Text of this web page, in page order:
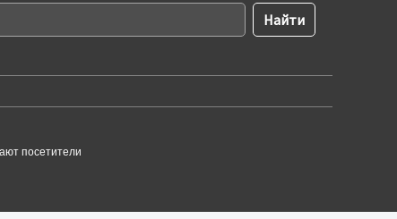
посетители